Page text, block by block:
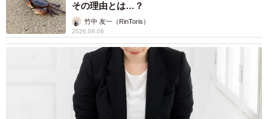
その理由とは…？
竹中 友一（RinToris）
2026.08.06